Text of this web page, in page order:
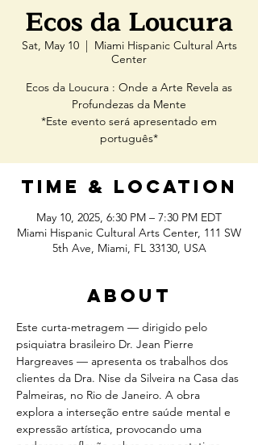
Ecos da Loucura
Sat, May 10
  |
Miami Hispanic Cultural Arts
Center
Ecos da Loucura : Onde a Arte Revela as
Profundezas da Mente
*Este evento será apresentado em
português*
Time & Location
May 10, 2025, 6:30 PM – 7:30 PM EDT
Miami Hispanic Cultural Arts Center, 111 SW
5th Ave, Miami, FL 33130, USA
About
Este curta-metragem — dirigido pelo
psiquiatra brasileiro Dr. Jean Pierre
Hargreaves — apresenta os trabalhos dos
clientes da Dra. Nise da Silveira na Casa das
Palmeiras, no Rio de Janeiro. A obra
explora a interseção entre saúde mental e
expressão artística, provocando uma